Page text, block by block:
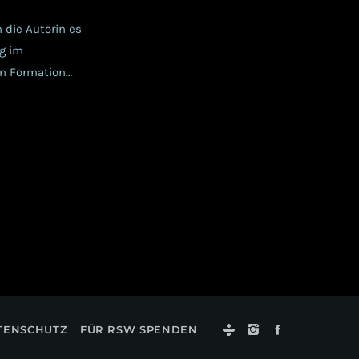
die Autorin es
im
Formation
FÜR RSW SPENDEN